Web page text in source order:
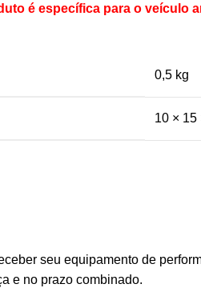
é específica para o veículo
0,5 kg
10 × 15
seu equipamento de
e no prazo combinado.